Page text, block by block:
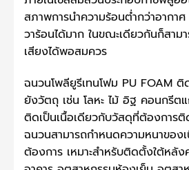
สภาพการนำความร้อนต่ำกว่าอากา
วาร้อนได้มาก ในขณะเดียวกันก็สา
เสียงได้พอสมควร
ฉนวนโพลียูรีเทนโฟม PU FOAM
ยังวัตถุ เช่น โลหะ ไม้ อิฐ คอนกรี
ติดเป็นเนื้อเดียวกับวัสดุที่ต้องการ
ฉนวนสามารถกำหนดความหนาของ
ต้องการ เหมาะสำหรับติดตั้งใต้หลั